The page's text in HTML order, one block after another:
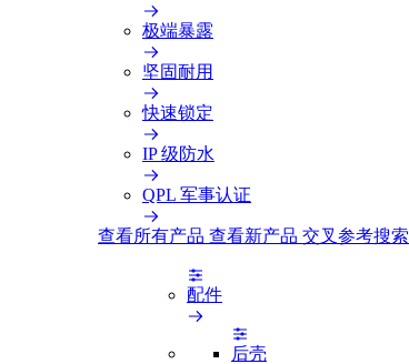
极端暴露
坚固耐用
快速锁定
IP 级防水
QPL 军事认证
查看所有产品 查看新产品 交叉参考搜索
配件
后壳